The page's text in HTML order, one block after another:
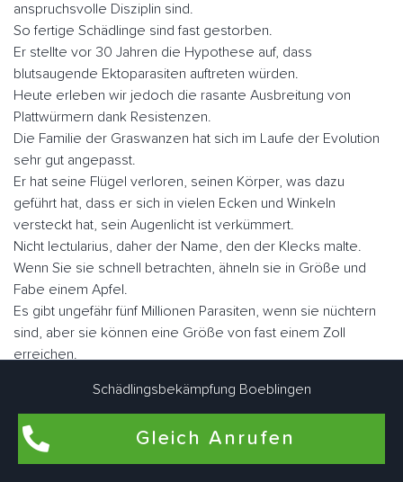
anspruchsvolle Disziplin sind.
So fertige Schädlinge sind fast gestorben.
Er stellte vor 30 Jahren die Hypothese auf, dass
blutsaugende Ektoparasiten auftreten würden.
Heute erleben wir jedoch die rasante Ausbreitung von
Plattwürmern dank Resistenzen.
Die Familie der Graswanzen hat sich im Laufe der Evolution
sehr gut angepasst.
Er hat seine Flügel verloren, seinen Körper, was dazu
geführt hat, dass er sich in vielen Ecken und Winkeln
versteckt hat, sein Augenlicht ist verkümmert.
Nicht lectularius, daher der Name, den der Klecks malte.
Wenn Sie sie schnell betrachten, ähneln sie in Größe und
Fabe einem Apfel.
Es gibt ungefähr fünf Millionen Parasiten, wenn sie nüchtern
sind, aber sie können eine Größe von fast einem Zoll
erreichen.
Der Mensch ist der Hauptwirt blutsaugender Ektoparasiten.
Sie können aber auch als Zweitwirte für Nagetiere, Geflügel
oder zu Konservierungszwecken genutzt werden.
Im Gegensatz zu vielen anderen Schädlingen können sie
Schädlingsbekämpfung Boeblingen
Gleich Anrufen